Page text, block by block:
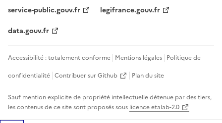
service-public.gouv.fr
legifrance.gouv.fr
data.gouv.fr
Accessibilité : totalement conforme Mentions légales Politique de
confidentialité Contribuer sur Github Plan du site
Sauf mention explicite de propriété intellectuelle détenue par des tiers,
les contenus de ce site sont proposés sous licence etalab-2.0